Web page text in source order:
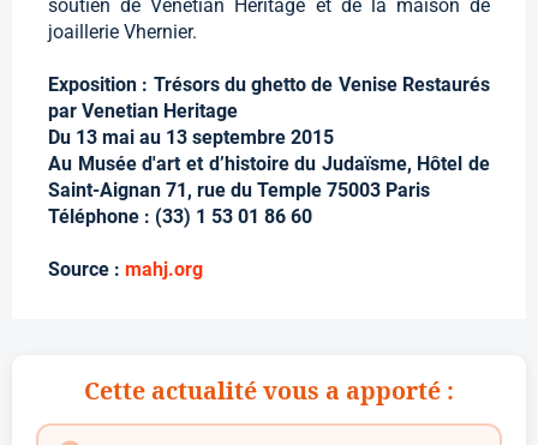
soutien de Venetian Heritage et de la maison de
joaillerie Vhernier.
Exposition : Trésors du ghetto de Venise Restaurés
par Venetian Heritage
Du 13 mai au 13 septembre 2015
Au Musée d'art et d’histoire du Judaïsme, Hôtel de
Saint-Aignan 71, rue du Temple 75003 Paris
Téléphone : (33) 1 53 01 86 60
Source : mahj.org
Cette actualité vous a apporté :